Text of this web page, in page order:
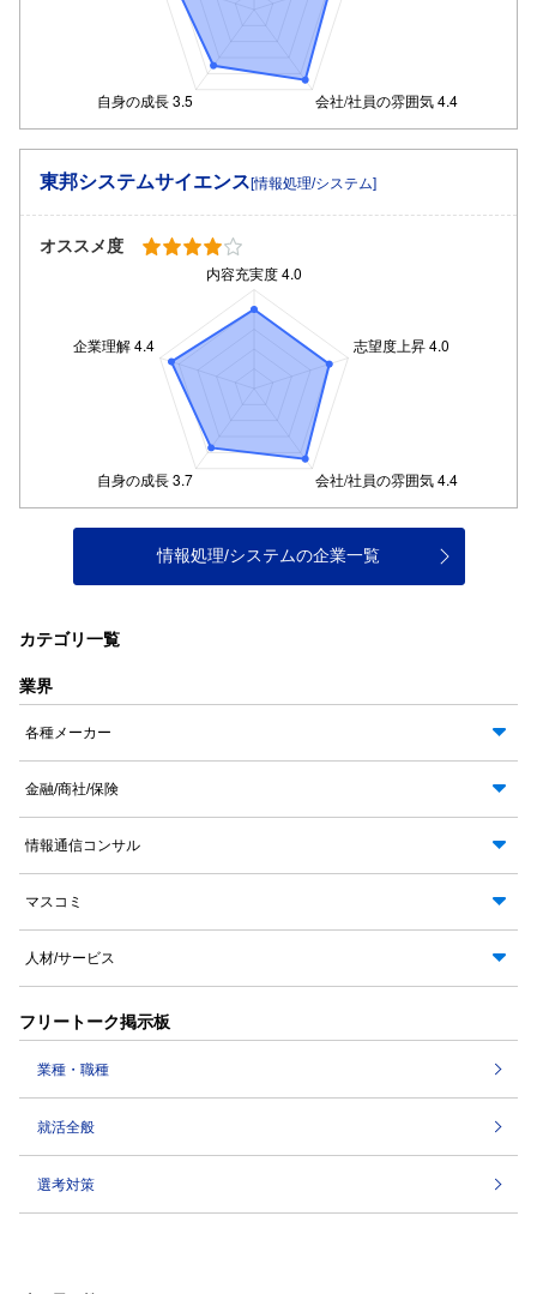
東邦システムサイエンス[情報処理/システム]
オススメ度
情報処理/システムの企業一覧
カテゴリ一覧
業界
各種メーカー
金融/商社/保険
情報通信コンサル
マスコミ
人材/サービス
フリートーク掲示板
業種・職種
就活全般
選考対策